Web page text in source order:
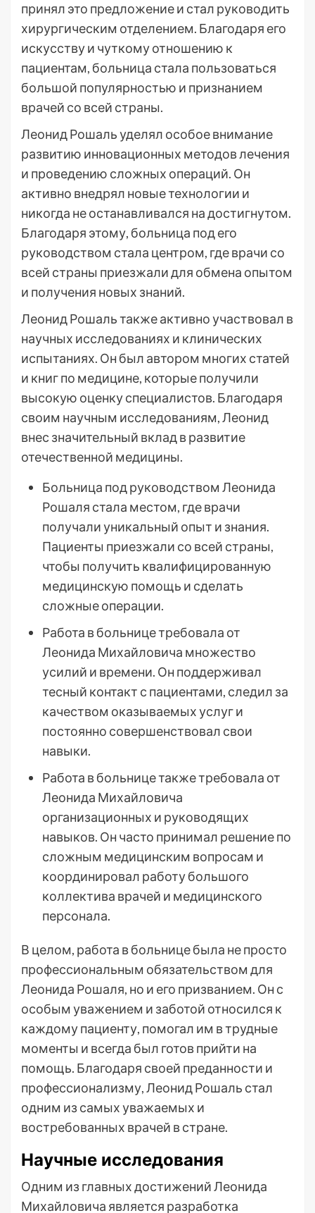
принял это предложение и стал руководить
хирургическим отделением. Благодаря его
искусству и чуткому отношению к
пациентам, больница стала пользоваться
большой популярностью и признанием
врачей со всей страны.
Леонид Рошаль уделял особое внимание
развитию инновационных методов лечения
и проведению сложных операций. Он
активно внедрял новые технологии и
никогда не останавливался на достигнутом.
Благодаря этому, больница под его
руководством стала центром, где врачи со
всей страны приезжали для обмена опытом
и получения новых знаний.
Леонид Рошаль также активно участвовал в
научных исследованиях и клинических
испытаниях. Он был автором многих статей
и книг по медицине, которые получили
высокую оценку специалистов. Благодаря
своим научным исследованиям, Леонид
внес значительный вклад в развитие
отечественной медицины.
Больница под руководством Леонида
Рошаля стала местом, где врачи
получали уникальный опыт и знания.
Пациенты приезжали со всей страны,
чтобы получить квалифицированную
медицинскую помощь и сделать
сложные операции.
Работа в больнице требовала от
Леонида Михайловича множество
усилий и времени. Он поддерживал
тесный контакт с пациентами, следил за
качеством оказываемых услуг и
постоянно совершенствовал свои
навыки.
Работа в больнице также требовала от
Леонида Михайловича
организационных и руководящих
навыков. Он часто принимал решение по
сложным медицинским вопросам и
координировал работу большого
коллектива врачей и медицинского
персонала.
В целом, работа в больнице была не просто
профессиональным обязательством для
Леонида Рошаля, но и его призванием. Он с
особым уважением и заботой относился к
каждому пациенту, помогал им в трудные
моменты и всегда был готов прийти на
помощь. Благодаря своей преданности и
профессионализму, Леонид Рошаль стал
одним из самых уважаемых и
востребованных врачей в стране.
Научные исследования
Одним из главных достижений Леонида
Михайловича является разработка